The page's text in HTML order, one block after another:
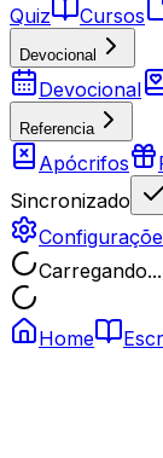
Quiz
Cursos
Devocional
Devocional
Referencia
Apócrifos
Sincronizado
Carregando...
Home